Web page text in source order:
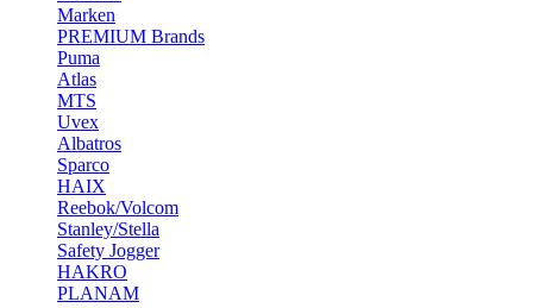
Marken
PREMIUM Brands
Puma
Atlas
MTS
Uvex
Albatros
Sparco
HAIX
Reebok/Volcom
Stanley/Stella
Safety Jogger
HAKRO
PLANAM